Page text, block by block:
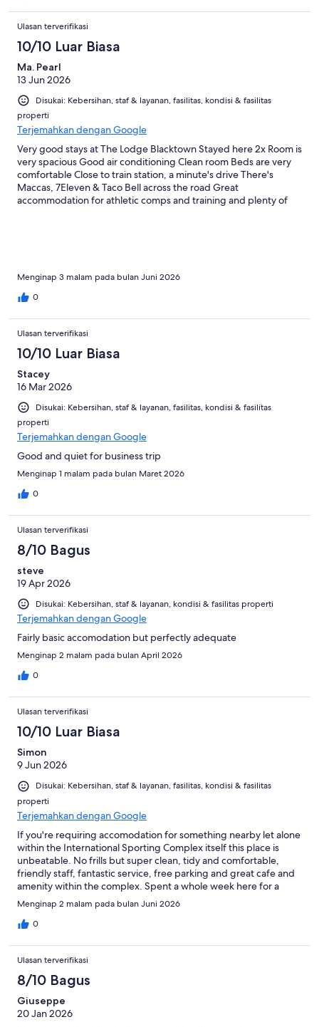
Ulasan terverifikasi
10/10 Luar Biasa
Ma. Pearl
13 Jun 2026
Disukai: Kebersihan, staf & layanan, fasilitas, kondisi & fasilitas
properti
Terjemahkan dengan Google
Very good stays at The Lodge Blacktown Stayed here 2x Room is
very spacious Good air conditioning Clean room Beds are very
comfortable Close to train station, a minute's drive There's
Maccas, 7Eleven & Taco Bell across the road Great
accommodation for athletic comps and training and plenty of
Menginap 3 malam pada bulan Juni 2026
0
Ulasan terverifikasi
10/10 Luar Biasa
Stacey
16 Mar 2026
Disukai: Kebersihan, staf & layanan, fasilitas, kondisi & fasilitas
properti
Terjemahkan dengan Google
Good and quiet for business trip
Menginap 1 malam pada bulan Maret 2026
0
Ulasan terverifikasi
8/10 Bagus
steve
19 Apr 2026
Disukai: Kebersihan, staf & layanan, kondisi & fasilitas properti
Terjemahkan dengan Google
Fairly basic accomodation but perfectly adequate
Menginap 2 malam pada bulan April 2026
0
Ulasan terverifikasi
10/10 Luar Biasa
Simon
9 Jun 2026
Disukai: Kebersihan, staf & layanan, fasilitas, kondisi & fasilitas
properti
Terjemahkan dengan Google
If you're requiring accomodation for something nearby let alone
within the International Sporting Complex itself this place is
unbeatable. No frills but super clean, tidy and comfortable,
friendly staff, fantastic service, free parking and great cafe and
amenity within the complex. Spent a whole week here for a
sporting tournament but also travelled easily into the city to
show the kids around the sites and saved a tonne of money at
the same time compared to other alternatives. We loved it!
Menginap 2 malam pada bulan Juni 2026
0
Ulasan terverifikasi
8/10 Bagus
Giuseppe
20 Jan 2026